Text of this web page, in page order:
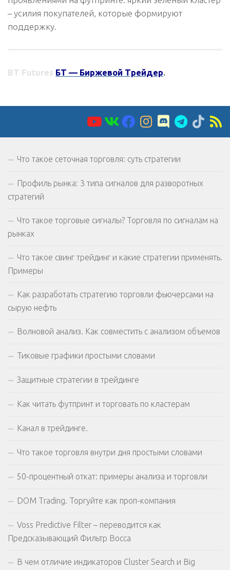
– усилия покупателей, которые формируют
поддержку.
BT Futures БТ — Биржевой Трейдер.
Что такое сеточная торговля: суть стратегии
Профиль рынка: 3 типа сигналов для разворотных
стратегий
Что такое торговые сигналы? Торговля по сигналам на
рынках
Что такое свинг трейдинг и какие стратегии применять.
Примеры
Как разработать стратегию торговли фьючерсами на
сырую нефть
Волновой анализ. Как совместить с анализом объемов
Тиковые графики простыми словами
Защитные стратегии в трейдинге
Как читать футпринт и торговать по кластерам
Канал в трейдинге.
Что такое торговля внутри дня простыми словами
50-процентный откат: примеры анализа и торговли
DOM Trading. Торгуйте как проп-компания
Voss Predictive Filter – переводится как
Предсказывающий Фильтр Восса
В чем отличие индикаторов Cluster Search и Big